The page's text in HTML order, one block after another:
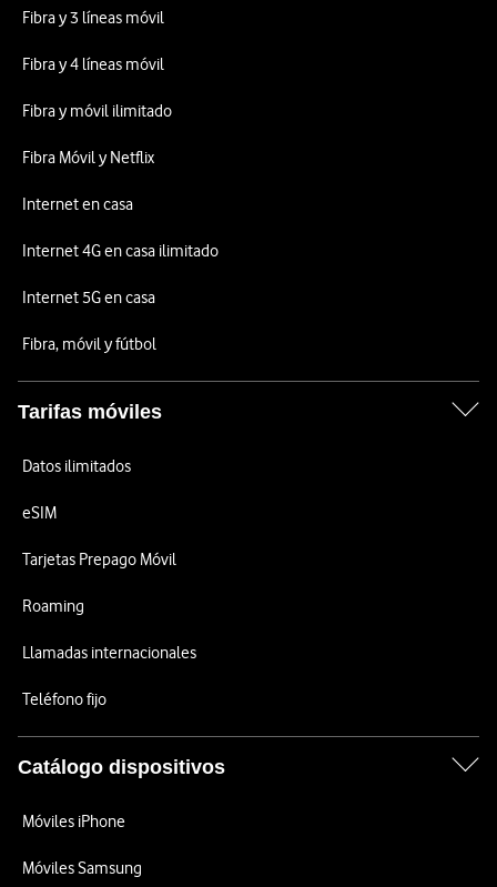
Fibra y 3 líneas móvil
Fibra y 4 líneas móvil
Fibra y móvil ilimitado
Fibra Móvil y Netflix
Internet en casa
Internet 4G en casa ilimitado
Internet 5G en casa
Fibra, móvil y fútbol
Tarifas móviles
Datos ilimitados
eSIM
Tarjetas Prepago Móvil
Roaming
Llamadas internacionales
Teléfono fijo
Catálogo dispositivos
Móviles iPhone
Móviles Samsung